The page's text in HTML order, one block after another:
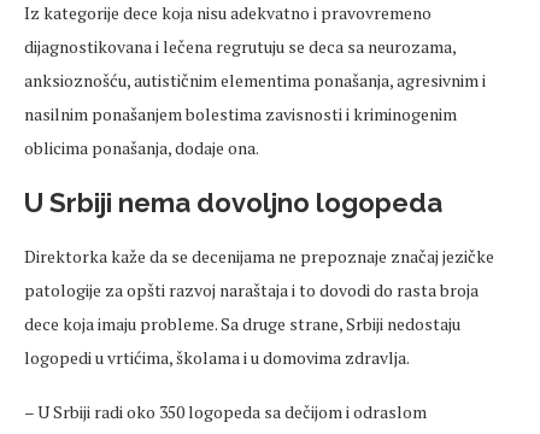
Iz kategorije dece koja nisu adekvatno i pravovremeno
dijagnostikovana i lečena regrutuju se deca sa neurozama,
anksioznošću, autističnim elementima ponašanja, agresivnim i
nasilnim ponašanjem bolestima zavisnosti i kriminogenim
oblicima ponašanja, dodaje ona.
U Srbiji nema dovoljno logopeda
Direktorka kaže da se decenijama ne prepoznaje značaj jezičke
patologije za opšti razvoj naraštaja i to dovodi do rasta broja
dece koja imaju probleme. Sa druge strane, Srbiji nedostaju
logopedi u vrtićima, školama i u domovima zdravlja.
– U Srbiji radi oko 350 logopeda sa dečijom i odraslom